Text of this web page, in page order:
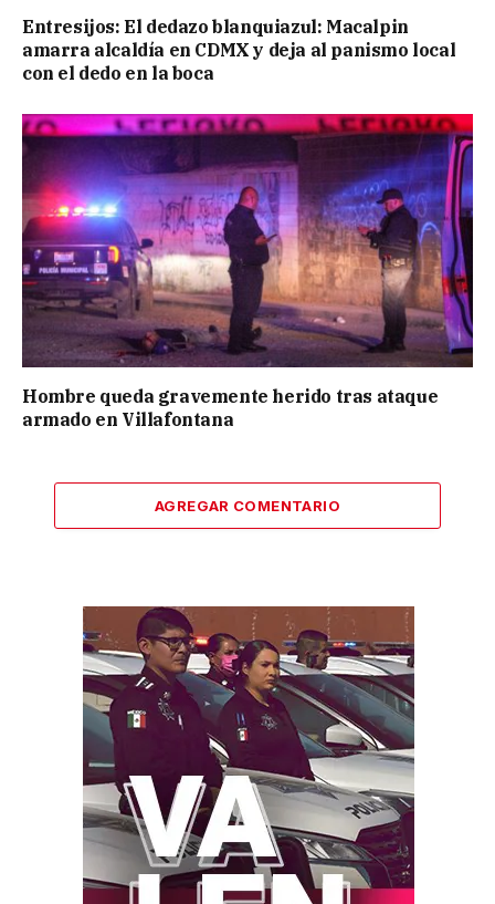
Entresijos: El dedazo blanquiazul: Macalpin
amarra alcaldía en CDMX y deja al panismo local
con el dedo en la boca
Hombre queda gravemente herido tras ataque
armado en Villafontana
AGREGAR COMENTARIO